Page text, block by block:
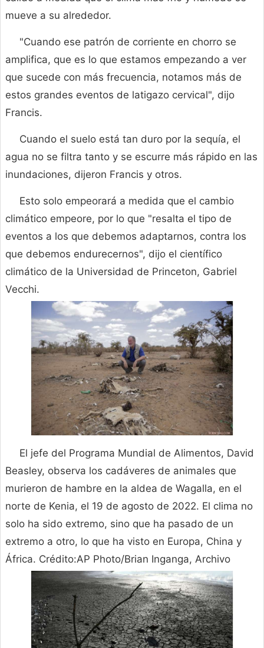
mueve a su alrededor.
"Cuando ese patrón de corriente en chorro se
amplifica, que es lo que estamos empezando a ver
que sucede con más frecuencia, notamos más de
estos grandes eventos de latigazo cervical", dijo
Francis.
Cuando el suelo está tan duro por la sequía, el
agua no se filtra tanto y se escurre más rápido en las
inundaciones, dijeron Francis y otros.
Esto solo empeorará a medida que el cambio
climático empeore, por lo que "resalta el tipo de
eventos a los que debemos adaptarnos, contra los
que debemos endurecernos", dijo el científico
climático de la Universidad de Princeton, Gabriel
Vecchi.
El jefe del Programa Mundial de Alimentos, David
Beasley, observa los cadáveres de animales que
murieron de hambre en la aldea de Wagalla, en el
norte de Kenia, el 19 de agosto de 2022. El clima no
solo ha sido extremo, sino que ha pasado de un
extremo a otro, lo que ha visto en Europa, China y
África. Crédito:AP Photo/Brian Inganga, Archivo